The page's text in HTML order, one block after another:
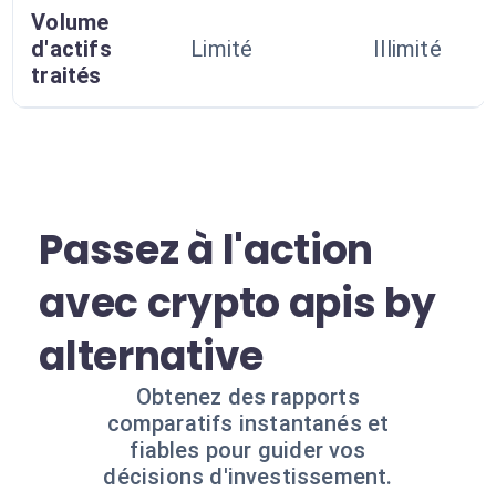
Volume
d'actifs
traités
Limité Illimité
Passez à l'action
avec crypto apis by
alternative
Obtenez des rapports
comparatifs instantanés et
fiables pour guider vos
décisions d'investissement.